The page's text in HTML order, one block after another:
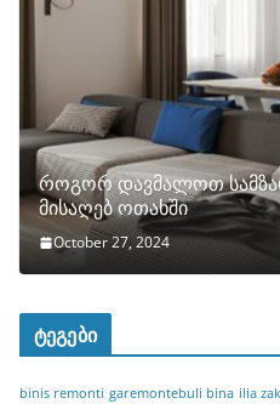
როგორ დავმალოთ
მისაღებ ოთახში
October 27, 2024
ტეგები
binis remonti garemontebuli bina ilia